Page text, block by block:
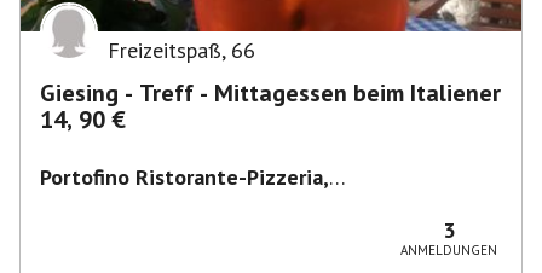
Freizeitspaß, 66
Giesing - Treff - Mittagessen beim Italiener
14, 90 €
Portofino Ristorante-Pizzeria,
3
ANMELDUNGEN